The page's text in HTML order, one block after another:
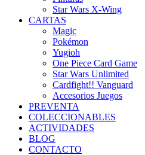
Star Wars X-Wing
CARTAS
Magic
Pokémon
Yugioh
One Piece Card Game
Star Wars Unlimited
Cardfight!! Vanguard
Accesorios Juegos
PREVENTA
COLECCIONABLES
ACTIVIDADES
BLOG
CONTACTO